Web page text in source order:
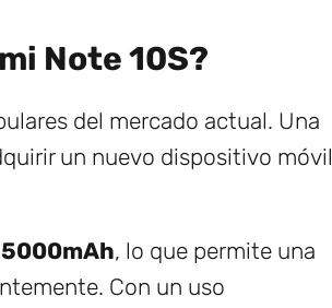
Note 10S?
del mercado actual. Una
un nuevo dispositivo móvil
5000mAh, lo que permite una
Con un uso